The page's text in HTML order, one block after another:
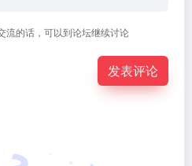
流的话，可以到论坛继续讨论
发表评论